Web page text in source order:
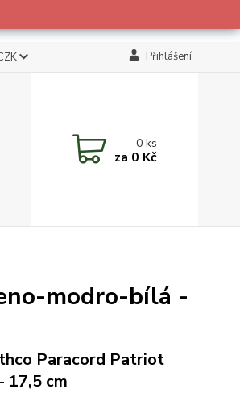
Přihlášení
0ks
za 0 Kč
modro-bílá -
Paracord Patriot
17,5 cm